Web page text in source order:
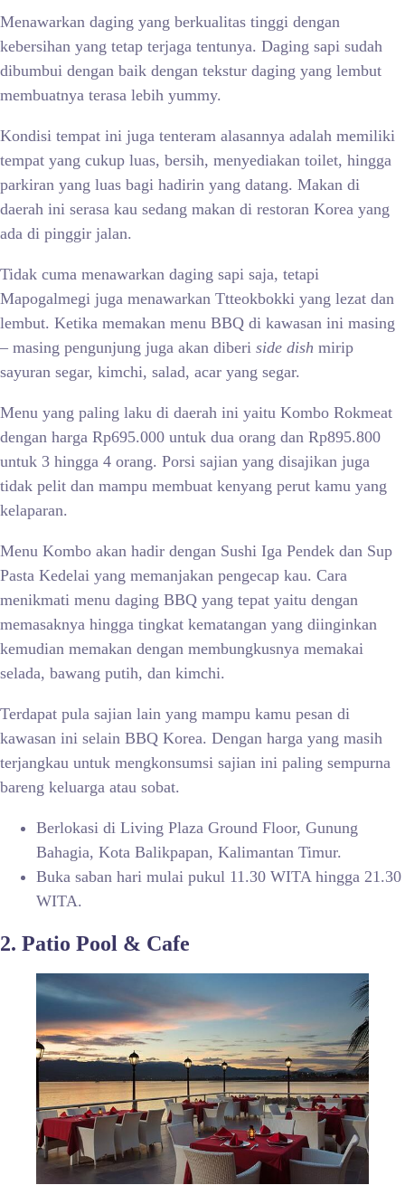
Menawarkan daging yang berkualitas tinggi dengan
kebersihan yang tetap terjaga tentunya. Daging sapi sudah
dibumbui dengan baik dengan tekstur daging yang lembut
membuatnya terasa lebih yummy.
Kondisi tempat ini juga tenteram alasannya adalah memiliki
tempat yang cukup luas, bersih, menyediakan toilet, hingga
parkiran yang luas bagi hadirin yang datang. Makan di
daerah ini serasa kau sedang makan di restoran Korea yang
ada di pinggir jalan.
Tidak cuma menawarkan daging sapi saja, tetapi
Mapogalmegi juga menawarkan Ttteokbokki yang lezat dan
lembut. Ketika memakan menu BBQ di kawasan ini masing
– masing pengunjung juga akan diberi side dish mirip
sayuran segar, kimchi, salad, acar yang segar.
Menu yang paling laku di daerah ini yaitu Kombo Rokmeat
dengan harga Rp695.000 untuk dua orang dan Rp895.800
untuk 3 hingga 4 orang. Porsi sajian yang disajikan juga
tidak pelit dan mampu membuat kenyang perut kamu yang
kelaparan.
Menu Kombo akan hadir dengan Sushi Iga Pendek dan Sup
Pasta Kedelai yang memanjakan pengecap kau. Cara
menikmati menu daging BBQ yang tepat yaitu dengan
memasaknya hingga tingkat kematangan yang diinginkan
kemudian memakan dengan membungkusnya memakai
selada, bawang putih, dan kimchi.
Terdapat pula sajian lain yang mampu kamu pesan di
kawasan ini selain BBQ Korea. Dengan harga yang masih
terjangkau untuk mengkonsumsi sajian ini paling sempurna
bareng keluarga atau sobat.
Berlokasi di Living Plaza Ground Floor, Gunung
Bahagia, Kota Balikpapan, Kalimantan Timur.
Buka saban hari mulai pukul 11.30 WITA hingga 21.30
WITA.
2. Patio Pool & Cafe